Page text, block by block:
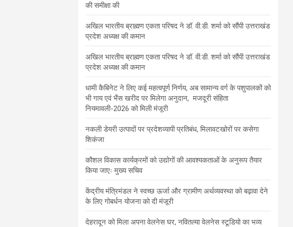
की समीक्षा की
अखिल भारतीय ब्राह्मण एकता परिषद ने डॉ. वी.डी. शर्मा को सौंपी उत्तराखंड
प्रदेश अध्यक्ष की कमान
अखिल भारतीय ब्राह्मण एकता परिषद ने डॉ. वी.डी. शर्मा को सौंपी उत्तराखंड
प्रदेश अध्यक्ष की कमान
धामी कैबिनेट ने लिए कई महत्वपूर्ण निर्णय, अब सामान्य वर्ग के पशुपालकों को
भी गाय एवं भैंस खरीद पर मिलेगा अनुदान, मजदूरी संहिता
नियमावली-2026 को मिली मंजूरी
नकली डेयरी उत्पादों पर प्रदेशव्यापी प्रतिबंध, मिलावटखोरों पर कसेगा
शिकंजा
कौशल विकास कार्यक्रमों को उद्योगों की आवश्यकताओं के अनुरूप तैयार
किया जाएः मुख्य सचिव
केंद्रीय मंत्रिमंडल ने स्वच्छ ऊर्जा और ग्रामीण अर्थव्यवस्था को बढ़ावा देने
के लिए गोबर्धन योजना को दी मंजूरी
देहरादून को मिला अपना वेलनेस घर, नवितल्या वेलनेस स्टूडियो का भव्य